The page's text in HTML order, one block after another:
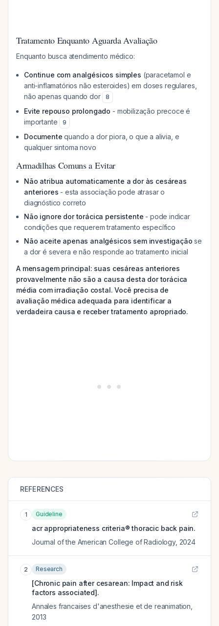
Tratamento Enquanto Aguarda Avaliação
Enquanto busca atendimento médico:
Continue com analgésicos simples (paracetamol e
anti-inflamatórios não esteroides) em doses regulares,
não apenas quando dor
8
Evite repouso prolongado - mobilização precoce é
importante
9
Documente quando a dor piora, o que a alivia, e
qualquer sintoma novo
Armadilhas Comuns a Evitar
Não atribua automaticamente a dor às cesáreas
anteriores - esta associação pode atrasar o
diagnóstico correto
Não ignore dor torácica persistente - pode indicar
condições que requerem tratamento específico
Não aceite apenas analgésicos sem investigação se
a dor é severa e não responde ao tratamento inicial
A mensagem principal: suas cesáreas anteriores
provavelmente não são a causa desta dor torácica
média com irradiação costal. Você precisa de
avaliação médica adequada para identificar a
verdadeira causa e receber tratamento apropriado.
REFERENCES
1 Guideline
acr appropriateness criteria® thoracic back pain.
Journal of the American College of Radiology, 2024
2 Research
[Chronic pain after cesarean: Impact and risk
factors associated].
Annales francaises d'anesthesie et de reanimation
2013